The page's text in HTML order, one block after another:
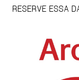
RESERVE ESSA